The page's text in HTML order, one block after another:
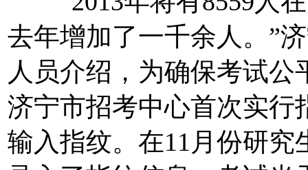
去年增加了一千余人。”
人员介绍，为确保考试公
济宁市招考中心首次实行
输入指纹。在11月份研